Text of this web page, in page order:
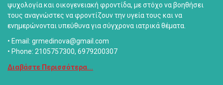
ψυχολογία και οικογενειακή φροντίδα, με στόχο να βοηθήσει
τους αναγνώστες να φροντίζουν την υγεία τους και να
ενημερώνονται υπεύθυνα για σύγχρονα ιατρικά θέματα.
• Email: grmedinova@gmail.com
• Phone: 2105757300, 6979200307
Διαβάστε Περισσότερα...